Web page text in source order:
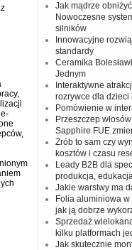
Jak mądrze
Nowoczesne
silników
Innowacyjne
standardy
Ceramika
Jednym
Interaktywne
rozrywce dla dzieci
Pomówienie w
Przeszczep
Sapphire FUE
Zrób to sam czy
kosztów i czasu
Leady B2B dla
produkcja,
Jakie warstwy ma
Folia aluminiowa
jak ją dobrze
Sprzedaż
kilku platformach
Jak skutecznie